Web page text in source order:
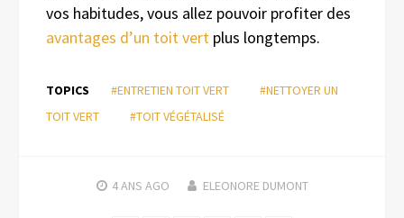
vos habitudes, vous allez pouvoir profiter des
avantages d’un toit vert plus longtemps.
TOPICS #ENTRETIEN TOIT VERT
#NETTOYER UN
TOIT VERT
#TOIT VÉGÉTALISÉ
4 ANS AGO ELEONORE DUMONT